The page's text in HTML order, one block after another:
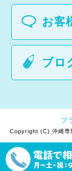
お客
ブロ
プ
Copyright (C) 沖縄専